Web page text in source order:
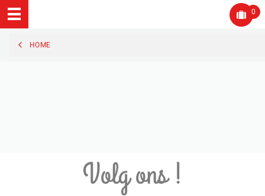
0
HOME
Volg ons !